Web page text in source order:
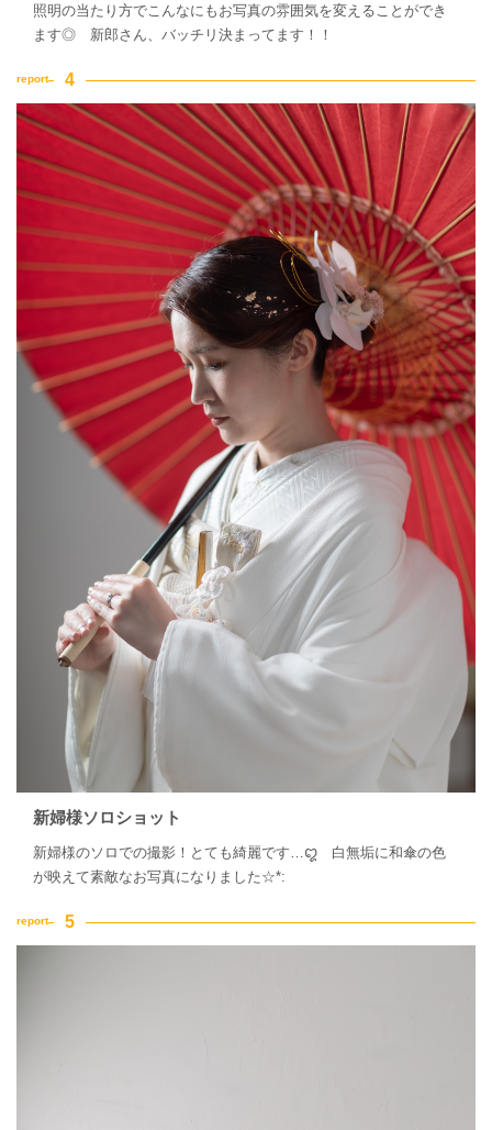
照明の当たり方でこんなにもお写真の雰囲気を変えることができ
ます◎ 新郎さん、バッチリ決まってます！！
新婦様ソロショット
新婦様のソロでの撮影！とても綺麗です…꩓ 白無垢に和傘の色
が映えて素敵なお写真になりました☆*: